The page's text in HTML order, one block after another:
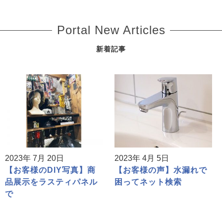
Portal New Articles
新着記事
2023年 7月 20日
【お客様のDIY写真】商
品展示をラスティパネル
で
2023年 4月 5日
【お客様の声】水漏れで
困ってネット検索